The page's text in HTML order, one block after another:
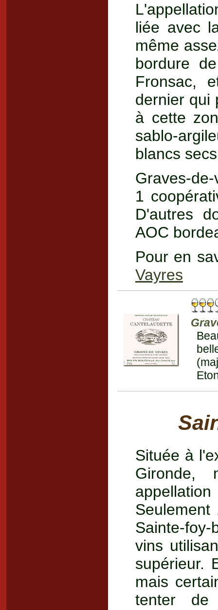
liée avec
même
bordure
Fronsac,
dernier qui
à cette
sablo-
blancs
Graves-
1
D'autres
AOC
Pour en
Vayres
Située à
Gironde,
Sainte-foy-
vins
supérieur.
mais
tenter de